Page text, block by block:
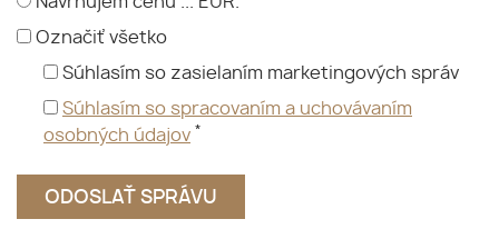
Označiť všetko
Súhlasím so zasielaním marketingových správ
Súhlasím so spracovaním a uchovávaním
osobných údajov *